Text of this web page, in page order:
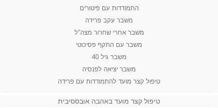
התמודדות עם פיטורים
משבר עקב פרידה
משבר אחרי שחרור מצה"ל
משבר עם התקף פסיכוטי
משבר גיל 40
משבר יציאה לפנסיה
טיפול קצר מועד להתמודדות עם פרידה
טיפול קצר מועד באהבה אובססיבית